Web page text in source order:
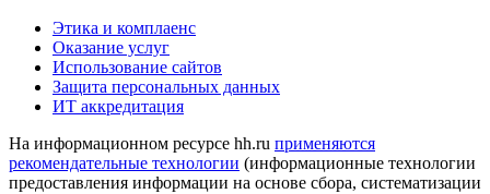
Этика и комплаенс
Оказание услуг
Использование сайтов
Защита персональных данных
ИТ аккредитация
На информационном ресурсе hh.ru применяются
рекомендательные технологии (информационные технологии
предоставления информации на основе сбора, систематизации